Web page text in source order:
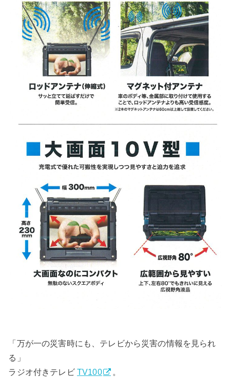
「万が一の災害時にも、テレビから災害の情報を見られ
る」
ラジオ付きテレビ TV100 。